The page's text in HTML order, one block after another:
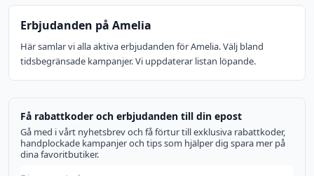
Erbjudanden på Amelia
Här samlar vi alla aktiva erbjudanden för Amelia. Välj bland
tidsbegränsade kampanjer. Vi uppdaterar listan löpande.
Få rabattkoder och erbjudanden till din epost
Gå med i vårt nyhetsbrev och få förtur till exklusiva rabattkoder,
handplockade kampanjer och tips som hjälper dig spara mer på
dina favoritbutiker.